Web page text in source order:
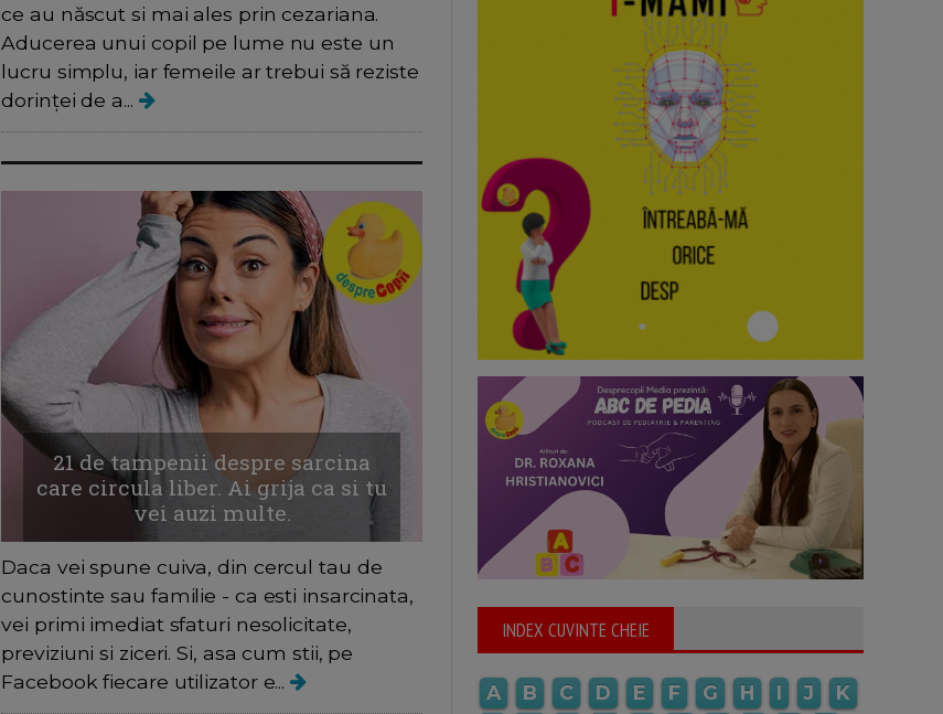
ce au născut si mai ales prin cezariana.
Aducerea unui copil pe lume nu este un
lucru simplu, iar femeile ar trebui să reziste
dorinței de a...
21 de tampenii despre sarcina
care circula liber. Ai grija ca si tu
vei auzi multe.
Daca vei spune cuiva, din cercul tau de
cunostinte sau familie - ca esti insarcinata,
vei primi imediat sfaturi nesolicitate,
previziuni si ziceri. Si, asa cum stii, pe
Facebook fiecare utilizator e...
INDEX CUVINTE CHEIE
A B C D E F G H I J
K